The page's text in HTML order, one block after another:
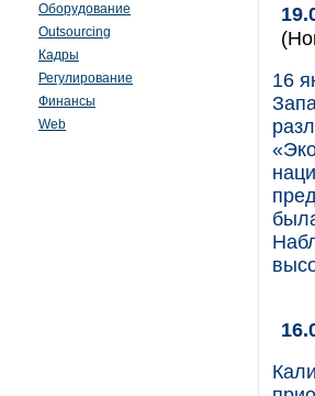
Оборудование
Outsourcing
Кадры
Регулирование
Финансы
Web
16